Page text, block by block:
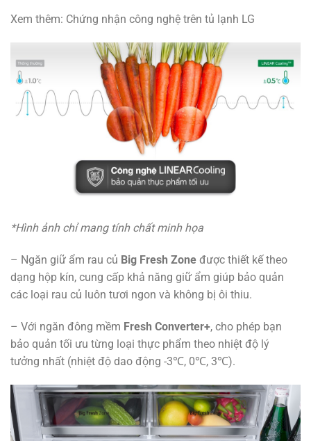
Xem thêm: Chứng nhận công nghệ trên tủ lạnh LG
*Hình ảnh chỉ mang tính chất minh họa
– Ngăn giữ ẩm rau củ Big Fresh Zone được thiết kế theo
dạng hộp kín, cung cấp khả năng giữ ẩm giúp bảo quản
các loại rau củ luôn tươi ngon và không bị ôi thiu.
– Với ngăn đông mềm Fresh Converter+, cho phép bạn
bảo quản tối ưu từng loại thực phẩm theo nhiệt độ lý
tưởng nhất (nhiệt độ dao động -3℃, 0℃, 3℃).